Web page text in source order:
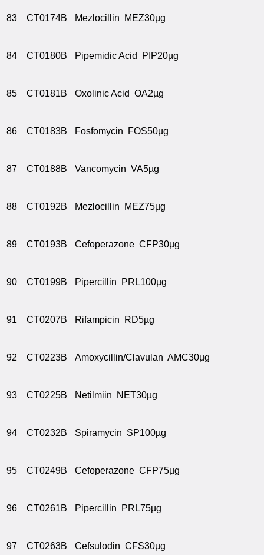
83 CT0174B Mezlocillin MEZ30µg
84 CT0180B Pipemidic Acid PIP20µg
85 CT0181B Oxolinic Acid OA2µg
86 CT0183B Fosfomycin FOS50µg
87 CT0188B Vancomycin VA5µg
88 CT0192B Mezlocillin MEZ75µg
89 CT0193B Cefoperazone CFP30µg
90 CT0199B Pipercillin PRL100µg
91 CT0207B Rifampicin RD5µg
92 CT0223B Amoxycillin/Clavulan AMC30µg
93 CT0225B Netilmiin NET30µg
94 CT0232B Spiramycin SP100µg
95 CT0249B Cefoperazone CFP75µg
96 CT0261B Pipercillin PRL75µg
97 CT0263B Cefsulodin CFS30µg